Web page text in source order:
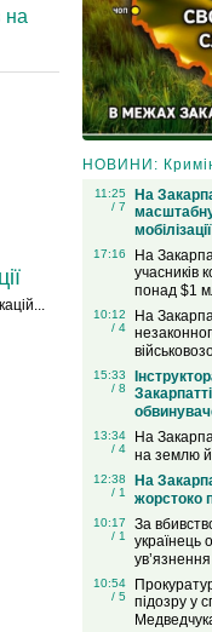
на
НОВИНИ:
11:25
/ 7
На
мобілізації
17:16
На
учасників
понад $1
10:12
/ 4
На
15:33
/ 8
13:34
/ 4
На
на землю й
12:38
/ 1
На
жорстоко
10:17
/ 1
За
українець
ув’язнення
10:54
/ 5
підозру у